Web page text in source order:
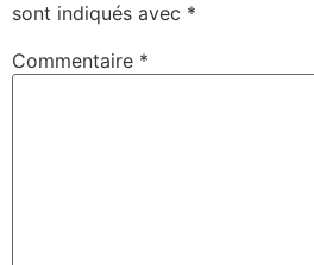
sont indiqués avec *
Commentaire *